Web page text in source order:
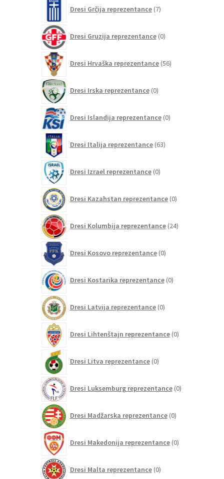
Dresi Grčija reprezentance 7izdelkov
Dresi Gruzija reprezentance 0izdelkov
Dresi Hrvaška reprezentance 56izdelkov
Dresi Irska reprezentance 0izdelkov
Dresi Islandija reprezentance 0izdelkov
Dresi Italija reprezentance 63izdelkov
Dresi Izrael reprezentance 0izdelkov
Dresi Kazahstan reprezentance 0izdelkov
Dresi Kolumbija reprezentance 24izdelkov
Dresi Kosovo reprezentance 0izdelkov
Dresi Kostarika reprezentance 0izdelkov
Dresi Latvija reprezentance 0izdelkov
Dresi Lihtenštajn reprezentance 0izdelkov
Dresi Litva reprezentance 0izdelkov
Dresi Luksemburg reprezentance 0izdelkov
Dresi Madžarska reprezentance 0izdelkov
Dresi Makedonija reprezentance 0izdelkov
Dresi Malta reprezentance 0izdelkov